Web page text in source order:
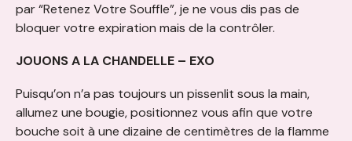
par “Retenez Votre Souffle”, je ne vous dis pas de
bloquer votre expiration mais de la contrôler.
JOUONS A LA CHANDELLE – EXO
Puisqu’on n’a pas toujours un pissenlit sous la main,
allumez une bougie, positionnez vous afin que votre
bouche soit à une dizaine de centimètres de la flamme